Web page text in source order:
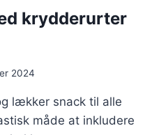
krydderurter
2024
lækker snack til alle
måde at inkludere